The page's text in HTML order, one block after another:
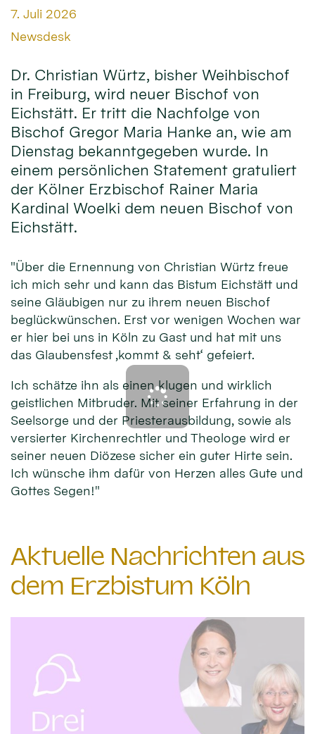
Datum:
7. Juli 2026
Von:
Newsdesk
Dr. Christian Würtz, bisher Weihbischof
in Freiburg, wird neuer Bischof von
Eichstätt. Er tritt die Nachfolge von
Bischof Gregor Maria Hanke an, wie am
Dienstag bekanntgegeben wurde. In
einem persönlichen Statement gratuliert
der Kölner Erzbischof Rainer Maria
Kardinal Woelki dem neuen Bischof von
Eichstätt.
"Über die Ernennung von Christian Würtz freue
ich mich sehr und kann das Bistum Eichstätt und
seine Gläubigen nur zu ihrem neuen Bischof
beglückwünschen. Erst vor wenigen Wochen war
er hier bei uns in Köln zu Gast und hat mit uns
das Glaubensfest ‚kommt & seht‘ gefeiert.
Ich schätze ihn als einen klugen und wirklich
geistlichen Mitbruder. Mit seiner Erfahrung in der
Seelsorge und der Priesterausbildung, sowie als
versierter Kirchenrechtler und Theologe wird er
seiner neuen Diözese sicher ein guter Hirte sein.
Ich wünsche ihm dafür von Herzen alles Gute und
Gottes Segen!"
Aktuelle Nachrichten aus
dem Erzbistum Köln